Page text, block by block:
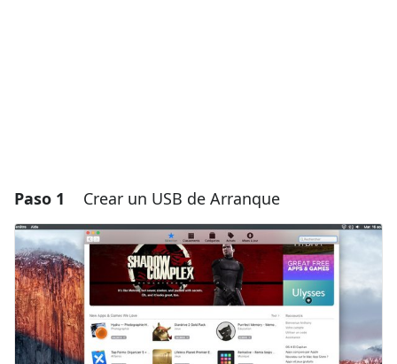
Paso 1 Crear un USB de Arranque